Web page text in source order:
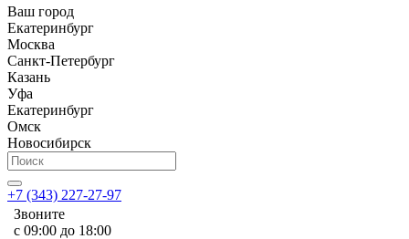
Ваш город
Екатеринбург
Москва
Санкт-Петербург
Казань
Уфа
Екатеринбург
Омск
Новосибирск
+7 (343) 227-27-97
Звоните
с 09:00 до 18:00